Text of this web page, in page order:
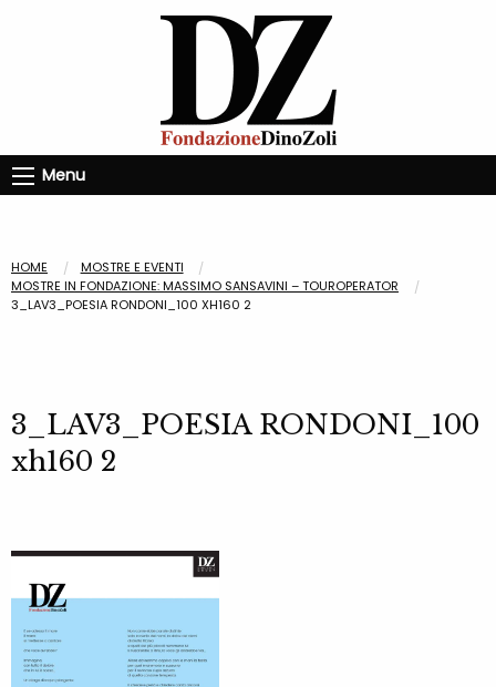
Menu
HOME
MOSTRE E EVENTI
MOSTRE IN FONDAZIONE: MASSIMO SANSAVINI – TOUROPERATOR
3_LAV3_POESIA RONDONI_100 XH160 2
3_LAV3_POESIA RONDONI_100
xh160 2